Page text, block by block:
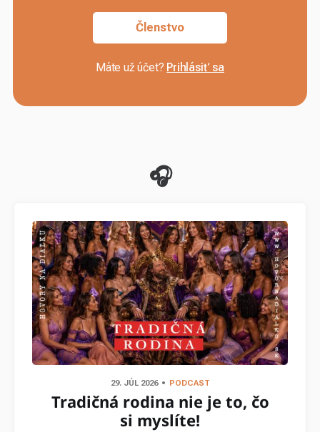
Členstvo
Máte už účet? Prihlásiť sa
🎧
29. JÚL 2026 PODCAST
Tradičná rodina nie je to, čo
si myslíte!